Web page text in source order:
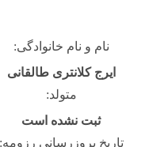
نام و نام خانوادگی:
ایرج کلانتری طالقانی
ثبت نشده است
تاریخ بروزرسانی رزومه: